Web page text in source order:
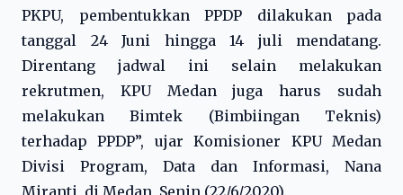
PKPU, pembentukkan PPDP dilakukan pada
tanggal 24 Juni hingga 14 juli mendatang.
Direntang jadwal ini selain melakukan
rekrutmen, KPU Medan juga harus sudah
melakukan Bimtek (Bimbiingan Teknis)
terhadap PPDP”, ujar Komisioner KPU Medan
Divisi Program, Data dan Informasi, Nana
Miranti, di Medan, Senin (22/6/2020).